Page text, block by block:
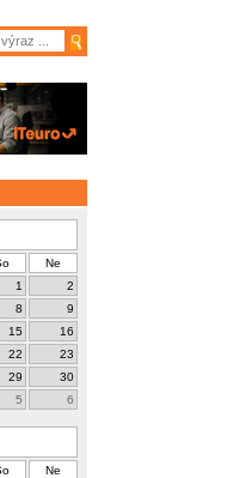
Ne
1
2
8
9
15
16
22
23
29
30
5 6
Ne